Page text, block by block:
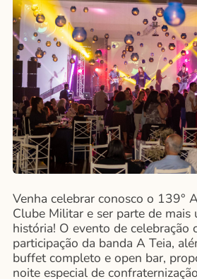
Venha celebrar conosco o 139°
Clube Militar e ser parte de mais
história! O evento de celebração
participação da banda A Teia,
buffet completo e open bar,
noite especial de